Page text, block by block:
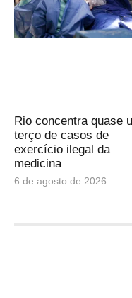
Rio concentra quase
terço de casos de
exercício ilegal da
medicina
6 de agosto de 2026